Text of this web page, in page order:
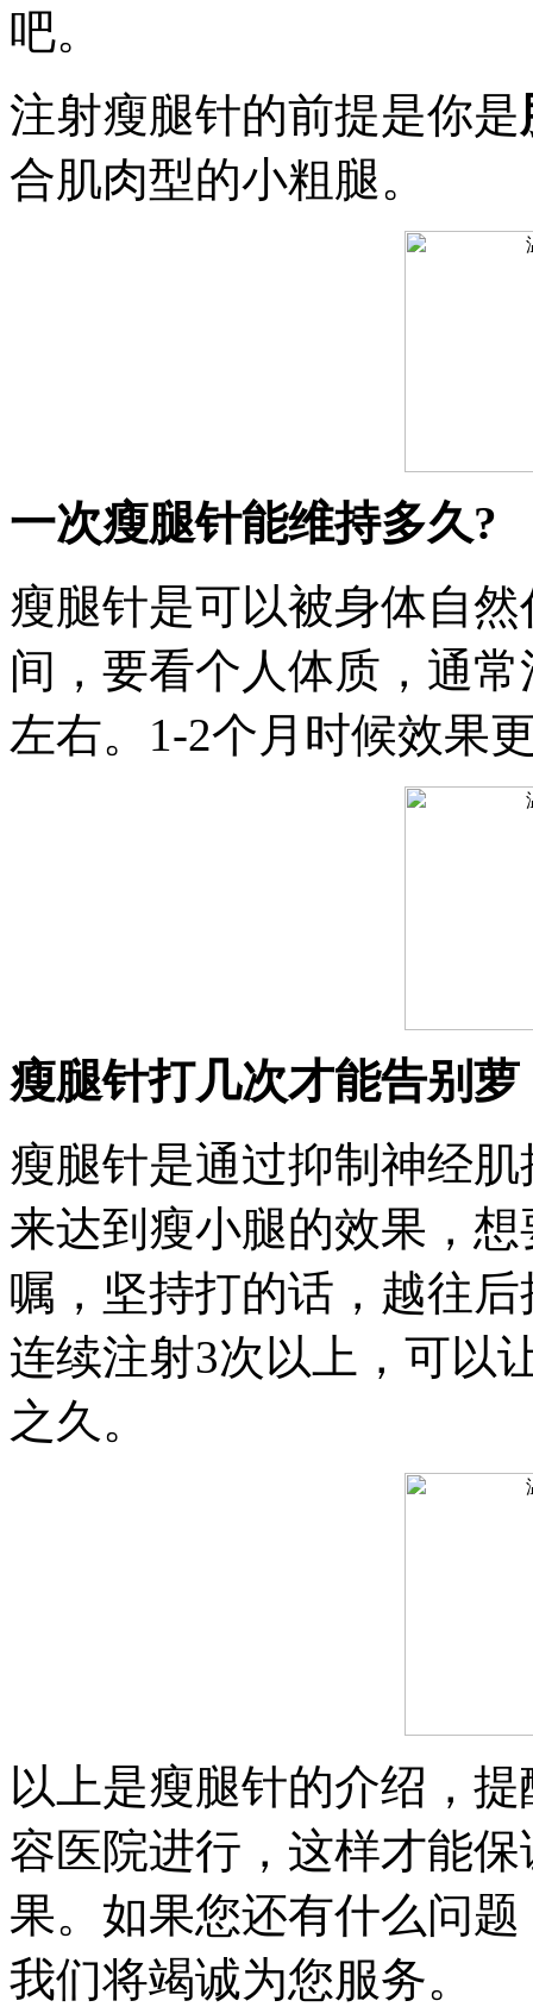
吧。
注射瘦腿针的前提是你是
合肌肉型的小粗腿。
一次瘦腿针能维持多久?
瘦腿针是可以被身体自
间，要看个人体质，通
左右。1-2个月时候效果
瘦腿针打几次才能告别萝
瘦腿针是通过抑制神经
来达到瘦小腿的效果，
嘱，坚持打的话，越往
连续注射3次以上，可以
之久。
以上是瘦腿针的介绍，
容医院进行，这样才能
果。如果您还有什么问
我们将竭诚为您服务。